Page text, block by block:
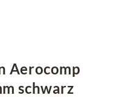
Aerocomp
schwarz